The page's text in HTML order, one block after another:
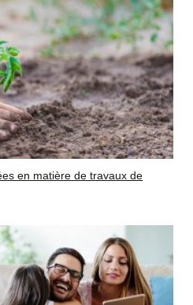
en matière de travaux de